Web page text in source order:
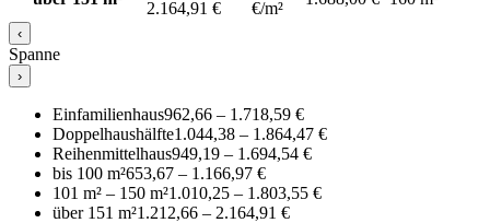
2.164,91 €
€/m²
‹
Spanne
›
Einfamilienhaus962,66 – 1.718,59 €
Doppelhaushälfte1.044,38 – 1.864,47 €
Reihenmittelhaus949,19 – 1.694,54 €
bis 100 m²653,67 – 1.166,97 €
101 m² – 150 m²1.010,25 – 1.803,55 €
über 151 m²1.212,66 – 2.164,91 €